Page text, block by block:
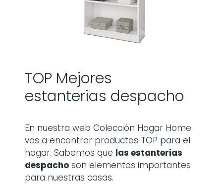
TOP Mejores
estanterias despacho
En nuestra web Colección Hogar Home
vas a encontrar productos TOP para el
hogar. Sabemos que las estanterias
despacho son elementos importantes
para nuestras casas.